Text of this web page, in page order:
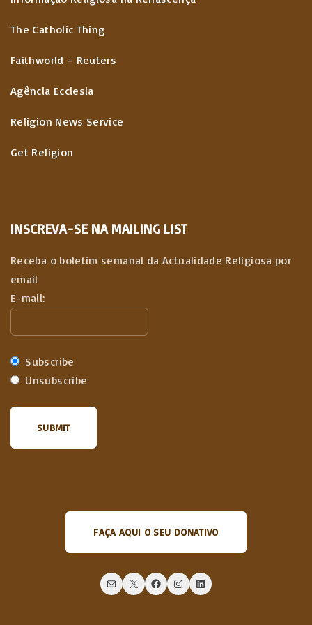
The Catholic Thing
Faithworld – Reuters
Agência Ecclesia
Religion News Service
Get Religion
INSCREVA-SE NA MAILING LIST
Receba o boletim semanal da Actualidade Religiosa por
email
E-mail:
Subscribe
Unsubscribe
FAÇA AQUI O SEU DONATIVO
Mail X Facebook Instagram LinkedIn